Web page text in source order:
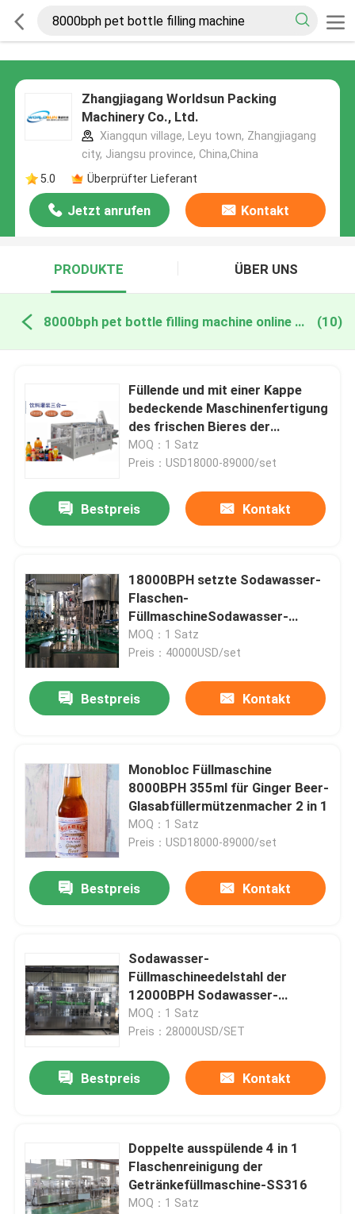
Zhangjiagang Worldsun Packing
Machinery Co., Ltd.
Xiangqun village, Leyu town, Zhangjiagang
city, Jiangsu province, China,China
5.0
Überprüfter Lieferant
Jetzt anrufen Kontakt
PRODUKTE ÜBER UNS
8000bph pet bottle filling machine online manufacture (10)
Füllende und mit einer Kappe
bedeckende Maschinenfertigung
des frischen Bieres der
HAUSTIER-Flasche in China
MOQ：1 Satz
Preis：USD18000-89000/set
Bestpreis Kontakt
18000BPH setzte Sodawasser-
Flaschen-
FüllmaschineSodawasser-
Füllmaschine mit Kohlensäure
durch
MOQ：1 Satz
Preis：40000USD/set
Bestpreis Kontakt
Monobloc Füllmaschine
8000BPH 355ml für Ginger Beer-
Glasabfüllermützenmacher 2 in 1
MOQ：1 Satz
Preis：USD18000-89000/set
Bestpreis Kontakt
Sodawasser-
Füllmaschineedelstahl der
12000BPH Sodawasser-
Füllmaschine automatischer mit
Kohlensäure durchgesetzter
MOQ：1 Satz
Preis：28000USD/SET
Bestpreis Kontakt
Doppelte ausspülende 4 in 1
Flaschenreinigung der
Getränkefüllmaschine-SS316
MOQ：1 Satz